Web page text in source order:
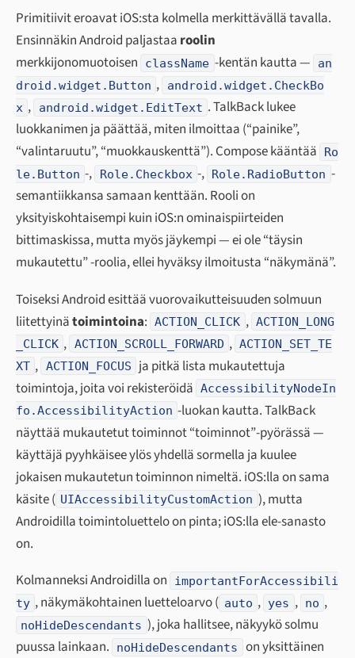
Primitiivit eroavat iOS:sta kolmella merkittävällä tavalla.
Ensinnäkin Android paljastaa roolin
merkkijonomuotoisen
className -kentän kautta —
an
droid.widget.Button ,
android.widget.CheckBo
x , android.widget.EditText . TalkBack lukee
luokkanimen ja päättää, miten ilmoittaa (“painike”,
“valintaruutu”, “muokkauskenttä”). Compose kääntää
Ro
le.Button -, Role.Checkbox -, Role.RadioButton -
semantiikkansa samaan kenttään. Rooli on
yksityiskohtaisempi kuin iOS:n ominaispiirteiden
bittimaskissa, mutta myös jäykempi — ei ole “täysin
mukautettu” -roolia, ellei hyväksy ilmoitusta “näkymänä”.
Toiseksi Android esittää vuorovaikutteisuuden solmuun
liitettyinätoimintoina: ACTION_CLICK , ACTION_LONG
_CLICK , ACTION_SCROLL_FORWARD , ACTION_SET_TE
XT , ACTION_FOCUS
ja pitkä lista mukautettuja
toimintoja, joita voi rekisteröidä AccessibilityNodeIn
fo.AccessibilityAction -luokan kautta. TalkBack
näyttää mukautetut toiminnot “toiminnot”-pyörässä —
käyttäjä pyyhkäisee ylös yhdellä sormella ja kuulee
jokaisen mukautetun toiminnon nimeltä. iOS:lla on sama
käsite ( UIAccessibilityCustomAction ), mutta
Androidilla toimintoluetteloon pinta; iOS:lla ele-sanasto
on.
Kolmanneksi Androidilla on
importantForAccessibili
ty , näkymäkohtainen luetteloarvo ( auto , yes , no ,
noHideDescendants ), joka hallitsee, näkyykö solmu
puussa lainkaan.
noHideDescendants
on yksittäinen